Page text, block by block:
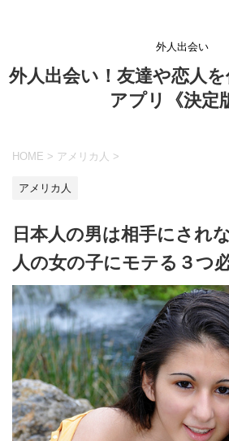
外人出会い
外人出会い！友達や恋人
アプリ《決定
HOME > アメリカ人 >
アメリカ人
日本人の男は相手にされ
人の女の子にモテる３つ